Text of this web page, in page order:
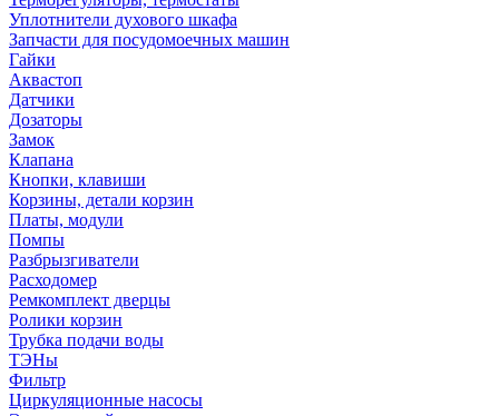
Уплотнители духового шкафа
Запчасти для посудомоечных машин
Гайки
Аквастоп
Датчики
Дозаторы
Замок
Клапана
Кнопки, клавиши
Корзины, детали корзин
Платы, модули
Помпы
Разбрызгиватели
Расходомер
Ремкомплект дверцы
Ролики корзин
Трубка подачи воды
ТЭНы
Фильтр
Циркуляционные насосы